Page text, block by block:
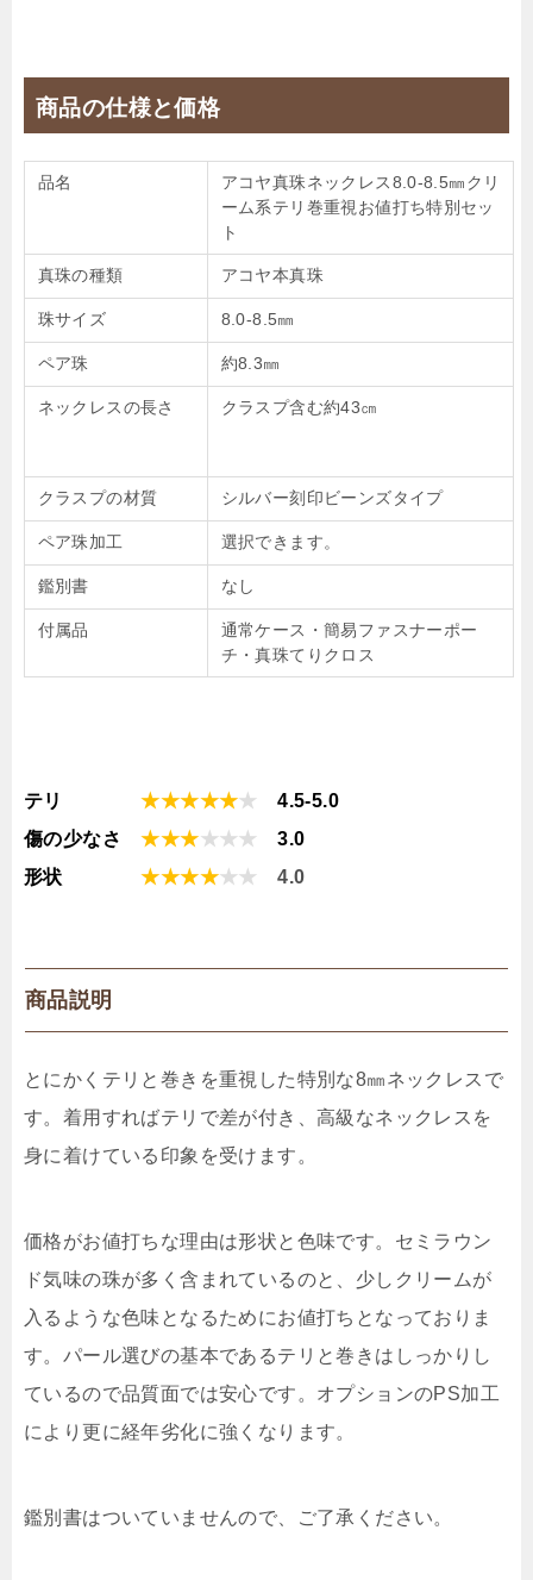
商品の仕様と価格
品名
アコヤ真珠ネックレス8.0-8.5㎜クリ
ーム系テリ巻重視お値打ち特別セッ
ト
真珠の種類 アコヤ本真珠
珠サイズ 8.0-8.5㎜
ペア珠 約8.3㎜
ネックレスの長さ クラスプ含む約43㎝
クラスプの材質 シルバー刻印ビーンズタイプ
ペア珠加工 選択できます。
鑑別書 なし
付属品
通常ケース・簡易ファスナーポー
チ・真珠てりクロス
テリ ★★★★★★
4.5-5.0
傷の少なさ
★★★★★★
3.0
形状
★★★★★★ 4.0
商品説明
とにかくテリと巻きを重視した特別な8㎜ネックレスで
す。着用すればテリで差が付き、高級なネックレスを
身に着けている印象を受けます。
価格がお値打ちな理由は形状と色味です。セミラウン
ド気味の珠が多く含まれているのと、少しクリームが
入るような色味となるためにお値打ちとなっておりま
す。パール選びの基本であるテリと巻きはしっかりし
ているので品質面では安心です。オプションのPS加工
により更に経年劣化に強くなります。
鑑別書はついていませんので、ご了承ください。